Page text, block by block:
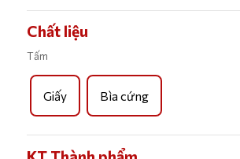
Chất liệu
Tấm
Giấy Bìa cứng